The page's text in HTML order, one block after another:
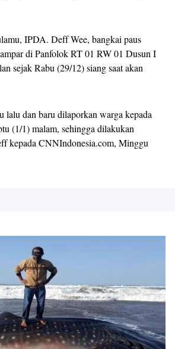
IPDA. Deff Wee, bangkai paus
di Panfolok RT 01 RW 01 Dusun I
sejak Rabu (29/12) siang saat akan
lalu dan baru dilaporkan warga kepada
(1/1) malam, sehingga dilakukan
kepada CNNIndonesia.com, Minggu